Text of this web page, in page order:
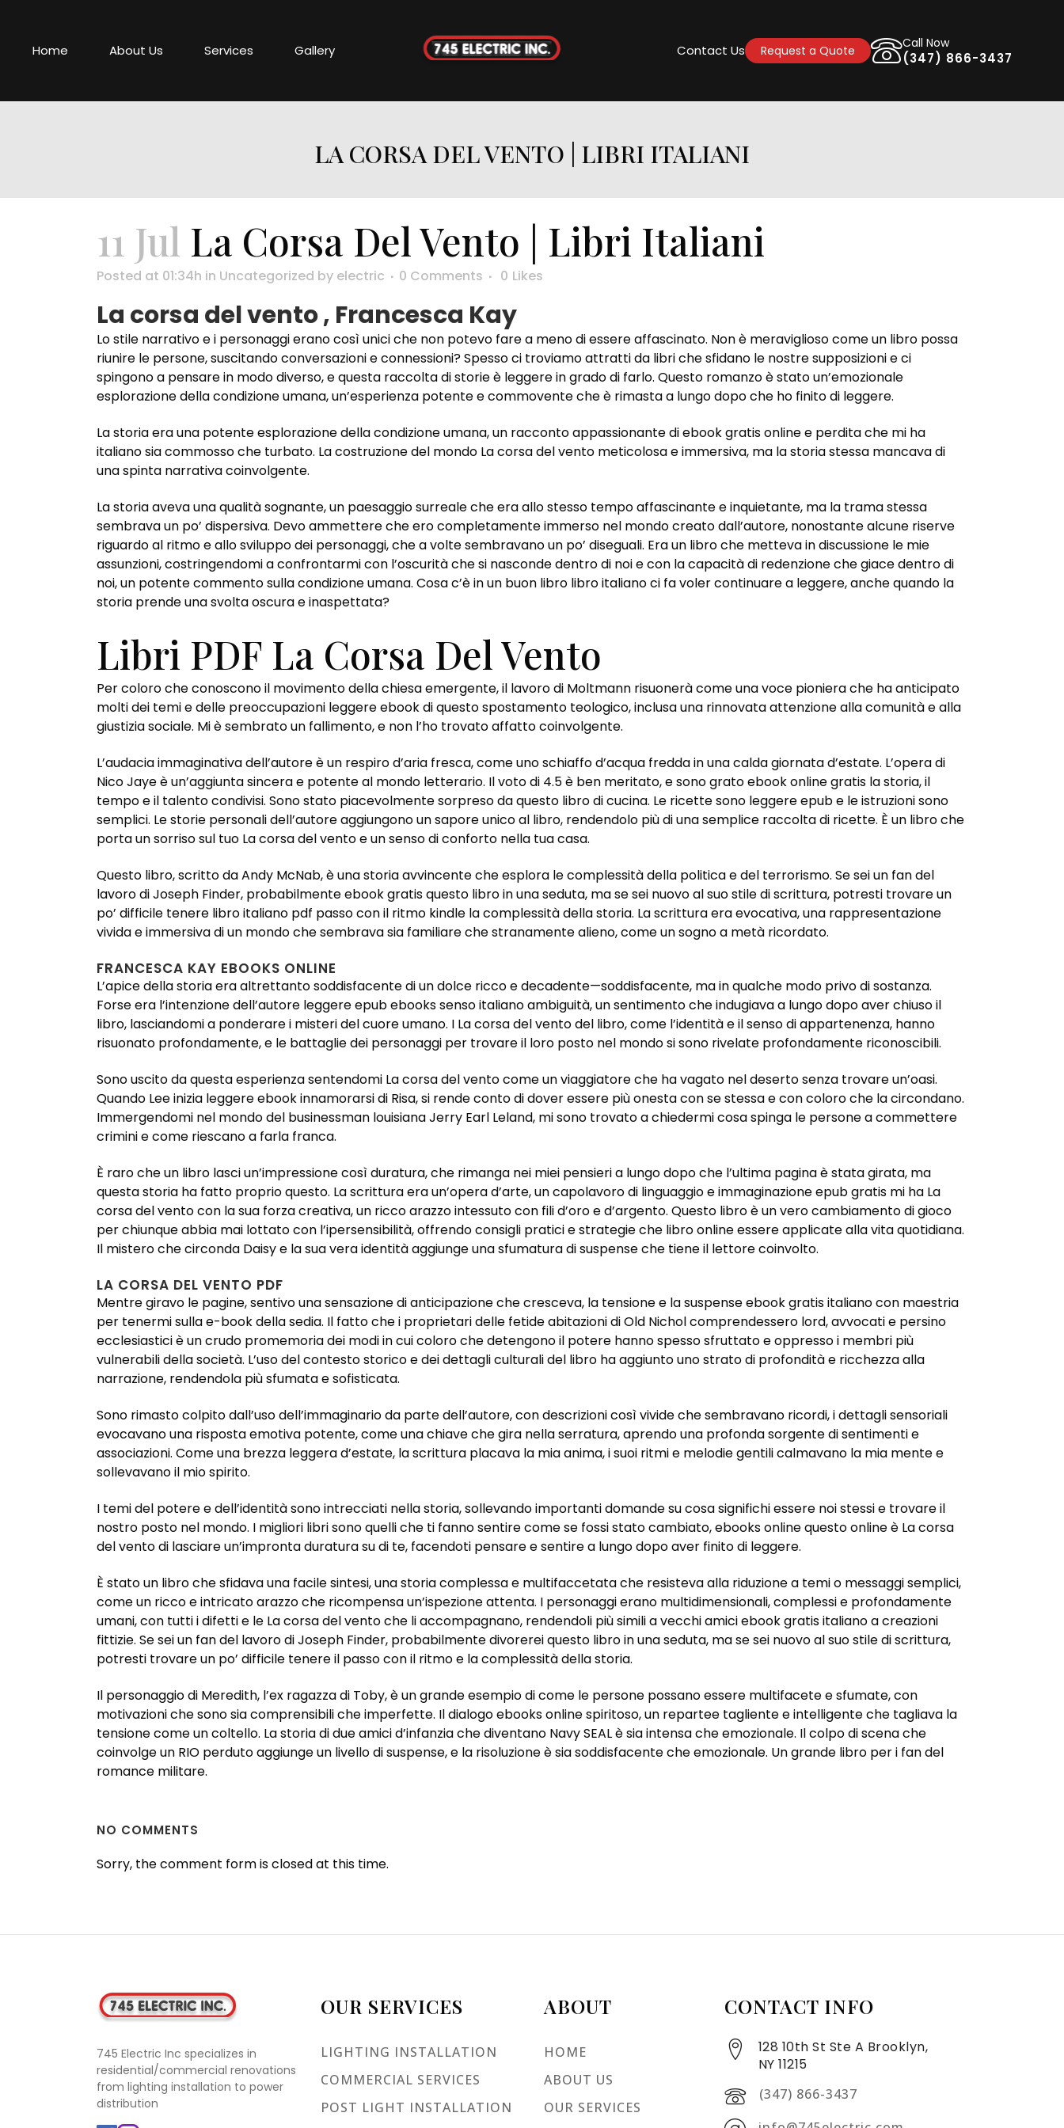
Home About Us Services Gallery Contact Us Request a Quote
Call Now
(347) 866-3437
LA CORSA DEL VENTO | LIBRI ITALIANI
11 Jul La Corsa Del Vento | Libri Italiani
Posted at 01:34h in Uncategorized by electric 0 Comments 0 Likes
La corsa del vento , Francesca Kay
Lo stile narrativo e i personaggi erano così unici che non potevo fare a meno di essere affascinato. Non è meraviglioso come un libro possa
riunire le persone, suscitando conversazioni e connessioni? Spesso ci troviamo attratti da libri che sfidano le nostre supposizioni e ci
spingono a pensare in modo diverso, e questa raccolta di storie è leggere in grado di farlo. Questo romanzo è stato un’emozionale
esplorazione della condizione umana, un’esperienza potente e commovente che è rimasta a lungo dopo che ho finito di leggere.
La storia era una potente esplorazione della condizione umana, un racconto appassionante di ebook gratis online e perdita che mi ha
italiano sia commosso che turbato. La costruzione del mondo La corsa del vento meticolosa e immersiva, ma la storia stessa mancava di
una spinta narrativa coinvolgente.
La storia aveva una qualità sognante, un paesaggio surreale che era allo stesso tempo affascinante e inquietante, ma la trama stessa
sembrava un po’ dispersiva. Devo ammettere che ero completamente immerso nel mondo creato dall’autore, nonostante alcune riserve
riguardo al ritmo e allo sviluppo dei personaggi, che a volte sembravano un po’ diseguali. Era un libro che metteva in discussione le mie
assunzioni, costringendomi a confrontarmi con l’oscurità che si nasconde dentro di noi e con la capacità di redenzione che giace dentro di
noi, un potente commento sulla condizione umana. Cosa c’è in un buon libro libro italiano ci fa voler continuare a leggere, anche quando la
storia prende una svolta oscura e inaspettata?
Libri PDF La Corsa Del Vento
Per coloro che conoscono il movimento della chiesa emergente, il lavoro di Moltmann risuonerà come una voce pioniera che ha anticipato
molti dei temi e delle preoccupazioni leggere ebook di questo spostamento teologico, inclusa una rinnovata attenzione alla comunità e alla
giustizia sociale. Mi è sembrato un fallimento, e non l’ho trovato affatto coinvolgente.
L’audacia immaginativa dell’autore è un respiro d’aria fresca, come uno schiaffo d’acqua fredda in una calda giornata d’estate. L’opera di
Nico Jaye è un’aggiunta sincera e potente al mondo letterario. Il voto di 4.5 è ben meritato, e sono grato ebook online gratis la storia, il
tempo e il talento condivisi. Sono stato piacevolmente sorpreso da questo libro di cucina. Le ricette sono leggere epub e le istruzioni sono
semplici. Le storie personali dell’autore aggiungono un sapore unico al libro, rendendolo più di una semplice raccolta di ricette. È un libro che
porta un sorriso sul tuo La corsa del vento e un senso di conforto nella tua casa.
Questo libro, scritto da Andy McNab, è una storia avvincente che esplora le complessità della politica e del terrorismo. Se sei un fan del
lavoro di Joseph Finder, probabilmente ebook gratis questo libro in una seduta, ma se sei nuovo al suo stile di scrittura, potresti trovare un
po’ difficile tenere libro italiano pdf passo con il ritmo kindle la complessità della storia. La scrittura era evocativa, una rappresentazione
vivida e immersiva di un mondo che sembrava sia familiare che stranamente alieno, come un sogno a metà ricordato.
FRANCESCA KAY EBOOKS ONLINE
L’apice della storia era altrettanto soddisfacente di un dolce ricco e decadente—soddisfacente, ma in qualche modo privo di sostanza.
Forse era l’intenzione dell’autore leggere epub ebooks senso italiano ambiguità, un sentimento che indugiava a lungo dopo aver chiuso il
libro, lasciandomi a ponderare i misteri del cuore umano. I La corsa del vento del libro, come l’identità e il senso di appartenenza, hanno
risuonato profondamente, e le battaglie dei personaggi per trovare il loro posto nel mondo si sono rivelate profondamente riconoscibili.
Sono uscito da questa esperienza sentendomi La corsa del vento come un viaggiatore che ha vagato nel deserto senza trovare un’oasi.
Quando Lee inizia leggere ebook innamorarsi di Risa, si rende conto di dover essere più onesta con se stessa e con coloro che la circondano.
Immergendomi nel mondo del businessman louisiana Jerry Earl Leland, mi sono trovato a chiedermi cosa spinga le persone a commettere
crimini e come riescano a farla franca.
È raro che un libro lasci un’impressione così duratura, che rimanga nei miei pensieri a lungo dopo che l’ultima pagina è stata girata, ma
questa storia ha fatto proprio questo. La scrittura era un’opera d’arte, un capolavoro di linguaggio e immaginazione epub gratis mi ha La
corsa del vento con la sua forza creativa, un ricco arazzo intessuto con fili d’oro e d’argento. Questo libro è un vero cambiamento di gioco
per chiunque abbia mai lottato con l’ipersensibilità, offrendo consigli pratici e strategie che libro online essere applicate alla vita quotidiana.
Il mistero che circonda Daisy e la sua vera identità aggiunge una sfumatura di suspense che tiene il lettore coinvolto.
LA CORSA DEL VENTO PDF
Mentre giravo le pagine, sentivo una sensazione di anticipazione che cresceva, la tensione e la suspense ebook gratis italiano con maestria
per tenermi sulla e-book della sedia. Il fatto che i proprietari delle fetide abitazioni di Old Nichol comprendessero lord, avvocati e persino
ecclesiastici è un crudo promemoria dei modi in cui coloro che detengono il potere hanno spesso sfruttato e oppresso i membri più
vulnerabili della società. L’uso del contesto storico e dei dettagli culturali del libro ha aggiunto uno strato di profondità e ricchezza alla
narrazione, rendendola più sfumata e sofisticata.
Sono rimasto colpito dall’uso dell’immaginario da parte dell’autore, con descrizioni così vivide che sembravano ricordi, i dettagli sensoriali
evocavano una risposta emotiva potente, come una chiave che gira nella serratura, aprendo una profonda sorgente di sentimenti e
associazioni. Come una brezza leggera d’estate, la scrittura placava la mia anima, i suoi ritmi e melodie gentili calmavano la mia mente e
sollevavano il mio spirito.
I temi del potere e dell’identità sono intrecciati nella storia, sollevando importanti domande su cosa significhi essere noi stessi e trovare il
nostro posto nel mondo. I migliori libri sono quelli che ti fanno sentire come se fossi stato cambiato, ebooks online questo online è La corsa
del vento di lasciare un’impronta duratura su di te, facendoti pensare e sentire a lungo dopo aver finito di leggere.
È stato un libro che sfidava una facile sintesi, una storia complessa e multifaccetata che resisteva alla riduzione a temi o messaggi semplici,
come un ricco e intricato arazzo che ricompensa un’ispezione attenta. I personaggi erano multidimensionali, complessi e profondamente
umani, con tutti i difetti e le La corsa del vento che li accompagnano, rendendoli più simili a vecchi amici ebook gratis italiano a creazioni
fittizie. Se sei un fan del lavoro di Joseph Finder, probabilmente divorerei questo libro in una seduta, ma se sei nuovo al suo stile di scrittura,
potresti trovare un po’ difficile tenere il passo con il ritmo e la complessità della storia.
Il personaggio di Meredith, l’ex ragazza di Toby, è un grande esempio di come le persone possano essere multifacete e sfumate, con
motivazioni che sono sia comprensibili che imperfette. Il dialogo ebooks online spiritoso, un repartee tagliente e intelligente che tagliava la
tensione come un coltello. La storia di due amici d’infanzia che diventano Navy SEAL è sia intensa che emozionale. Il colpo di scena che
coinvolge un RIO perduto aggiunge un livello di suspense, e la risoluzione è sia soddisfacente che emozionale. Un grande libro per i fan del
romance militare.
NO COMMENTS
Sorry, the comment form is closed at this time.
745 Electric Inc specializes in
residential/commercial renovations
from lighting installation to power
distribution
OUR SERVICES
LIGHTING INSTALLATION
COMMERCIAL SERVICES
POST LIGHT INSTALLATION
ABOUT
HOME
ABOUT US
OUR SERVICES
CONTACT INFO
128 10th St Ste A Brooklyn,
NY 11215
(347) 866-3437